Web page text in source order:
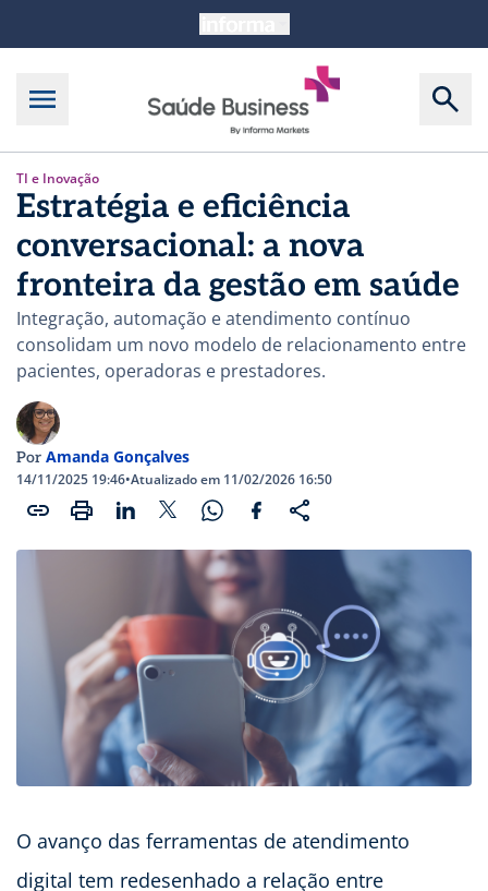
TI e Inovação
Estratégia e eficiência
conversacional: a nova
fronteira da gestão em saúde
Integração, automação e atendimento contínuo
consolidam um novo modelo de relacionamento entre
pacientes, operadoras e prestadores.
Por Amanda Gonçalves
14/11/2025 19:46•Atualizado em 11/02/2026 16:50
O avanço das ferramentas de atendimento
digital tem redesenhado a relação entre